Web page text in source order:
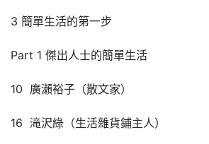
3 簡單生活的第一步
Part 1 傑出人士的簡單生活
10 廣瀨裕子（散文家）
16 滝沢綠（生活雜貨鋪主人）